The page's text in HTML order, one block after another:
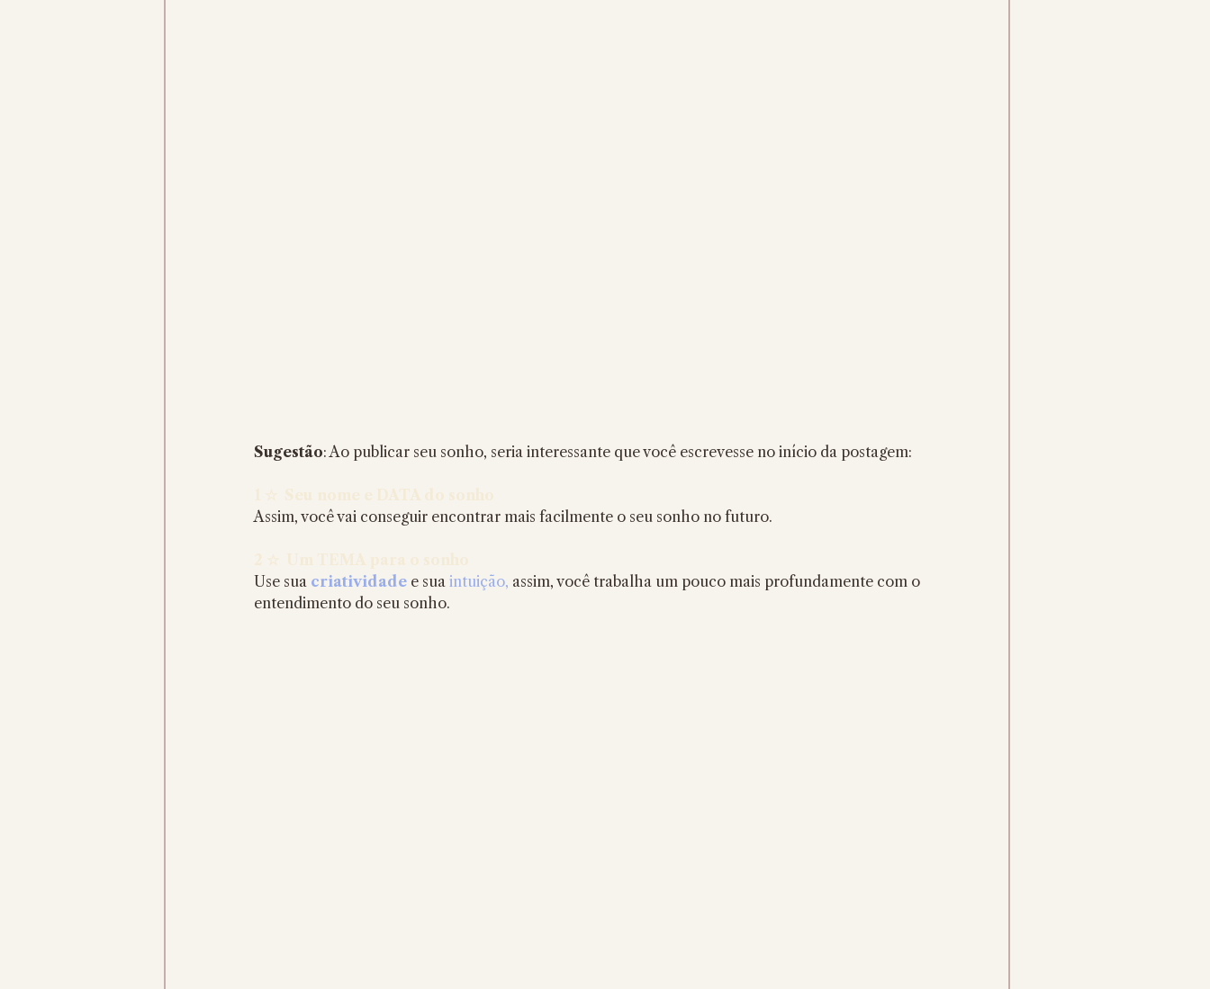
Sugestão: Ao publicar seu sonho, seria interessante que você escrevesse no início da postagem:
Assim, você vai conseguir encontrar mais facilmente o seu sonho no futuro.
Use sua criatividade e sua intuição, assim, você trabalha um pouco mais profundamente com o
entendimento do seu sonho.